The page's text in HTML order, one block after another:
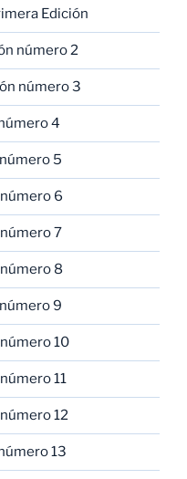
Edición
número 2
número 3
4
5
6
7
8
9
10
11
12
13